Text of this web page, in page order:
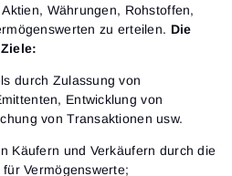
Währungen, Rohstoffen,
zu erteilen. Die
durch Zulassung von
Entwicklung von
von Transaktionen usw.
Käufern und Verkäufern durch die
Vermögenswerte;